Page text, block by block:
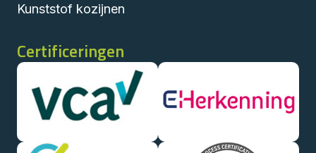
Kunststof kozijnen
Certificeringen